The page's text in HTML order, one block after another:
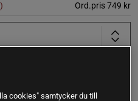
Ord.pris749 kr
cookies" samtycker du till